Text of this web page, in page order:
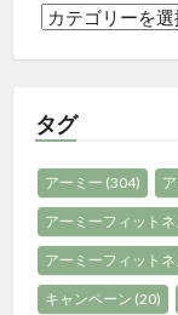
カ
ー
タグ
アーミー (304)
アーミーフィットネ
アーミーフィット
キャンペーン (20)